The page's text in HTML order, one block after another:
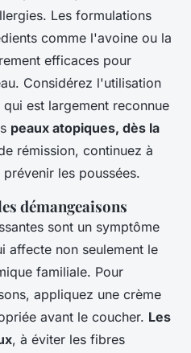
Les formulations
comme l'avoine ou la
efficaces pour
Considérez l'utilisation
est largement reconnue
peaux atopiques, dès la
rémission, continuez à
les poussées.
démangeaisons
sont un symptôme
affecte non seulement le
familiale. Pour
appliquez une crème
avant le coucher. Les
, à éviter les fibres